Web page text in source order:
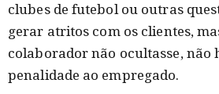
clubes de futebol ou outras
gerar atritos com os clientes,
colaborador não ocultasse, não
penalidade ao empregado.